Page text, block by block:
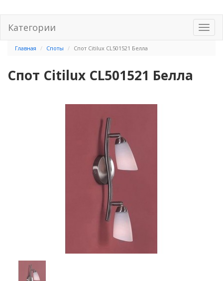
Категории
Главная Споты Спот Citilux CL501521 Белла
Спот Citilux CL501521 Белла